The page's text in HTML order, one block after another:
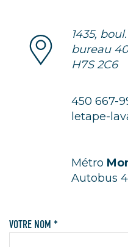
1435,
bureau
H7S 2C6
450 667-
letape-
Métro
Autobus
VOTRE NOM *